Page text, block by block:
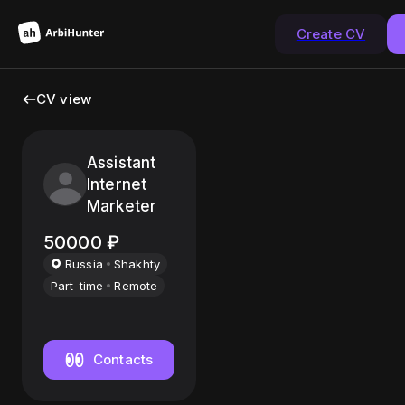
Create CV
CV view
Assistant
Internet
Marketer
50000 ₽
Russia
Shakhty
Part-time
Remote
Contacts